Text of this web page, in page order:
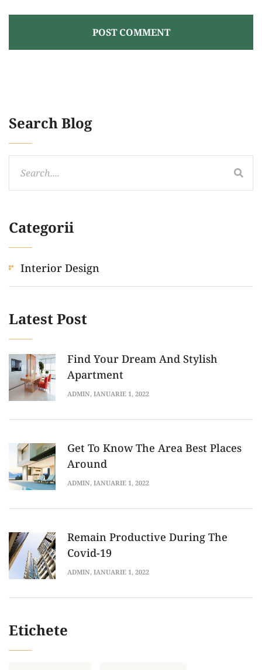
POST COMMENT
Search Blog
Categorii
Interior Design
Latest Post
Find Your Dream And Stylish
Apartment
ADMIN, IANUARIE 1, 2022
Get To Know The Area Best Places
Around
ADMIN, IANUARIE 1, 2022
Remain Productive During The
Covid-19
ADMIN, IANUARIE 1, 2022
Etichete